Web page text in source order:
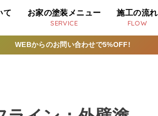
て お家の塗装メニュー
SERVICE
施工の流れ
FLOW
WEBからのお問い合わせで5%OFF!